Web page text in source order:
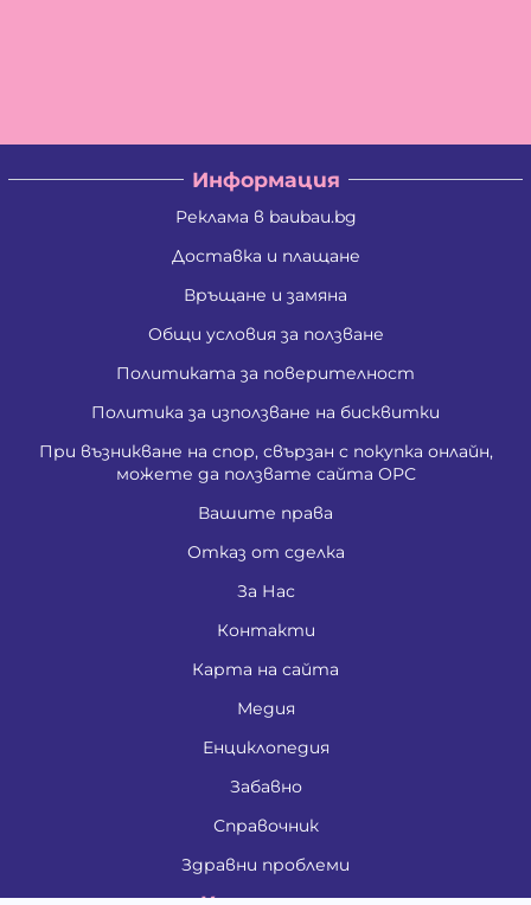
Информация
Реклама в baubau.bg
Доставка и плащане
Връщане и замяна
Общи условия за ползване
Политиката за поверителност
Политика за използване на бисквитки
При възникване на спор, свързан с покупка онлайн,
можете да ползвате сайта ОРС
Вашите права
Отказ от сделка
За Нас
Контакти
Карта на сайта
Медия
Енциклопедия
Забавно
Справочник
Здравни проблеми